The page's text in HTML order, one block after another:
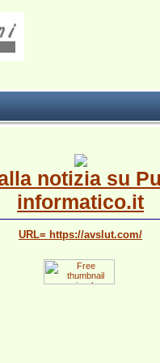
notizia su
informatico.it
URL= https://avslut.com/